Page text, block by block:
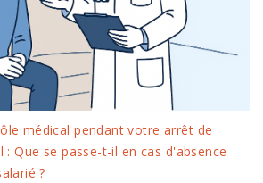
médical pendant votre arrêt de
: Que se passe-t-il en cas d'absence
?